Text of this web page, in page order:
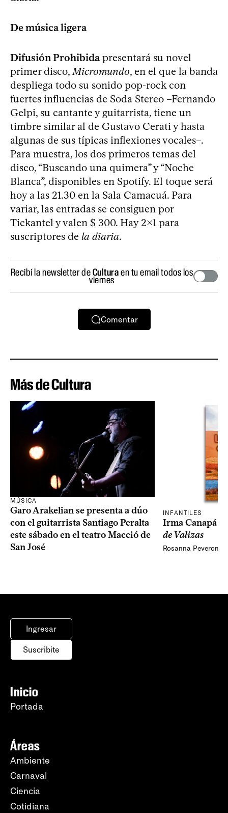
De música ligera
Difusión Prohibida presentará su novel
primer disco,Micromundo, en el que la banda
despliega todo su sonido pop-rock con
fuertes influencias de Soda Stereo –Fernando
Gelpi, su cantante y guitarrista, tiene un
timbre similar al de Gustavo Cerati y hasta
algunas de sus típicas inflexiones vocales–.
Para muestra, los dos primeros temas del
disco, “Buscando una quimera” y “Noche
Blanca”, disponibles en Spotify. El toque será
hoy a las 21.30 en la Sala Camacuá. Para
variar, las entradas se consiguen por
Tickantel y valen $ 300. Hay 2x1 para
suscriptores de la diaria.
Recibí la newsletter deCulturaen tu email todos los
viernes
Comentar
Más de Cultura
MÚSICA
Garo Arakelian se presenta a dúo
con el guitarrista Santiago Peralta
este sábado en el teatro Macció de
San José
INFANTILES
Irma Canapá
de Valizas
Rosanna Peveroni
Ingresar
Suscribite
Inicio
Portada
Áreas
Ambiente
Carnaval
Ciencia
Cotidiana